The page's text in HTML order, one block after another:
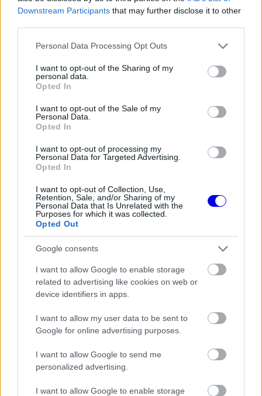
Downstream Participants that may further disclose it to other
Please note that this website/app uses one or more Google
not limited to your visit or usage behaviour. You may click to
grant or deny consent to Google and its third-party tags to
use your data for below specified purposes in below Google
consent section.
Personal Data Processing Opt Outs
I want to opt-out of the Sharing of my
personal data.
Opted In
I want to opt-out of the Sale of my
Personal Data.
Opted In
I want to opt-out of processing my
Personal Data for Targeted Advertising.
Opted In
I want to opt-out of Collection, Use,
Retention, Sale, and/or Sharing of my
Personal Data that Is Unrelated with the
Purposes for which it was collected.
Opted Out
Google consents
I want to allow Google to enable storage
related to advertising like cookies on web or
device identifiers in apps.
I want to allow my user data to be sent to
Google for online advertising purposes.
I want to allow Google to send me
personalized advertising.
I want to allow Google to enable storage
Player
is
This
window.
the server or network failed or because the format
a Szaúd-arábiai Nagydíjra ezen a hétvégén" –
hullámzó teljesítményt nyújtott Bahreinben.
EZEKET IS AJÁNLJUK
FORMA-1
Schumacher különleges jogai miatt
nem maradhatott a korábbi
Ferrari-pilótapáros
Reagált az Audi a Sainz és Piastri
leigazolásáról szóló hírekre